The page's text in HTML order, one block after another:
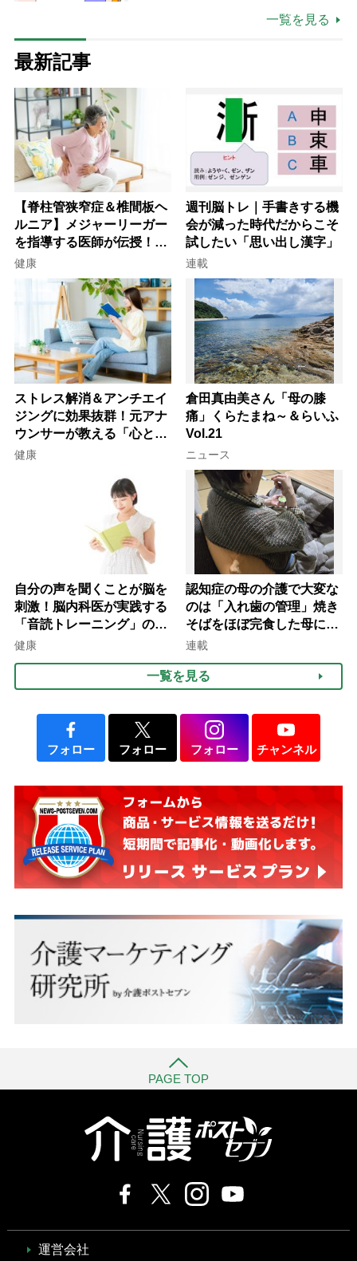
一覧を見る
最新記事
【脊柱管狭窄症＆椎間板ヘ
ルニア】メジャーリーガー
を指導する医師が伝授！腰
痛を自力で治す運動療法4
健康
週刊脳トレ｜手書きする機
会が減った時代だからこそ
試したい「思い出し漢字」
連載
ストレス解消＆アンチエイ
ジングに効果抜群！元アナ
ウンサーが教える「心と体
を元気にする音読の習慣」
健康
倉田真由美さん「母の膝
痛」くらたまね～＆らいふ
Vol.21
ニュース
自分の声を聞くことが脳を
刺激！脳内科医が実践する
「音読トレーニング」の極
意
健康
認知症の母の介護で大変な
のは「入れ歯の管理」焼き
そばをほぼ完食した母に息
子が血の気が引いた理由
連載
一覧を見る
フォロー フォロー フォロー チャンネル
PAGE TOP
運営会社